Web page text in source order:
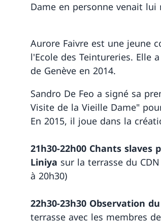
Dame en personne venait
Aurore Faivre est une jeune
l'Ecole des Teintureries. Elle
de Genève en 2014.
Sandro De Feo a signé sa
Visite de la Vieille Dame"
En 2015, il joue dans la
21h30-22h00 Chants slaves
Liniya sur la terrasse du
à 20h30)
22h30-23h30 Observation
terrasse avec les membres